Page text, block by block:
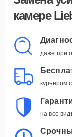
камере
даже при
курьером
на все